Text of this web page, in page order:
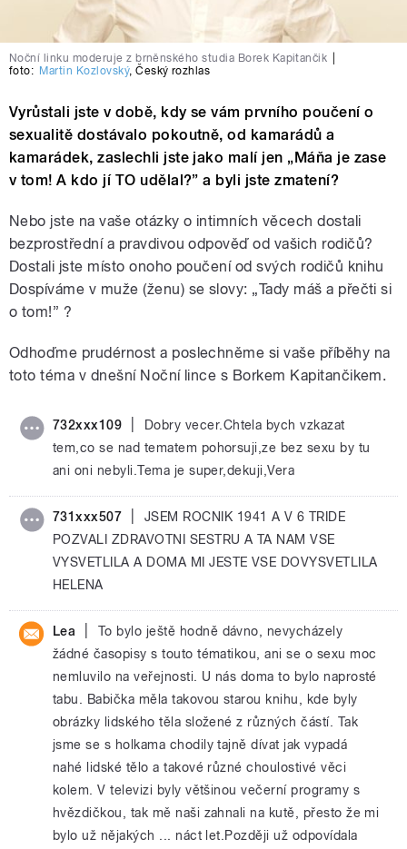
Noční linku moderuje z brněnského studia Borek Kapitančik
foto: Martin Kozlovský,Český rozhlas
Vyrůstali jste v době, kdy se vám prvního poučení o
sexualitě dostávalo pokoutně, od kamarádů a
kamarádek, zaslechli jste jako malí jen „Máňa je zase
v tom! A kdo jí TO udělal?” a byli jste zmatení?
Nebo jste na vaše otázky o intimních věcech dostali
bezprostřední a pravdivou odpověď od vašich rodičů?
Dostali jste místo onoho poučení od svých rodičů knihu
Dospíváme v muže (ženu) se slovy: „Tady máš a přečti si
o tom!” ?
Odhoďme prudérnost a poslechněme si vaše příběhy na
toto téma v dnešní Noční lince s Borkem Kapitančikem.
732xxx109
Dobry vecer.Chtela bych vzkazat
tem,co se nad tematem pohorsuji,ze bez sexu by tu
ani oni nebyli.Tema je super,dekuji,Vera
731xxx507
JSEM ROCNIK 1941 A V 6 TRIDE
POZVALI ZDRAVOTNI SESTRU A TA NAM VSE
VYSVETLILA A DOMA MI JESTE VSE DOVYSVETLILA
HELENA
Lea
To bylo ještě hodně dávno, nevycházely
žádné časopisy s touto tématikou, ani se o sexu moc
nemluvilo na veřejnosti. U nás doma to bylo naprosté
tabu. Babička měla takovou starou knihu, kde byly
obrázky lidského těla složené z různých částí. Tak
jsme se s holkama chodily tajně dívat jak vypadá
nahé lidské tělo a takové různé choulostivé věci
kolem. V televizi byly většinou večerní programy s
hvězdičkou, tak mě naši zahnali na kutě, přesto že mi
bylo už nějakých ... náct let.Později už odpovídala